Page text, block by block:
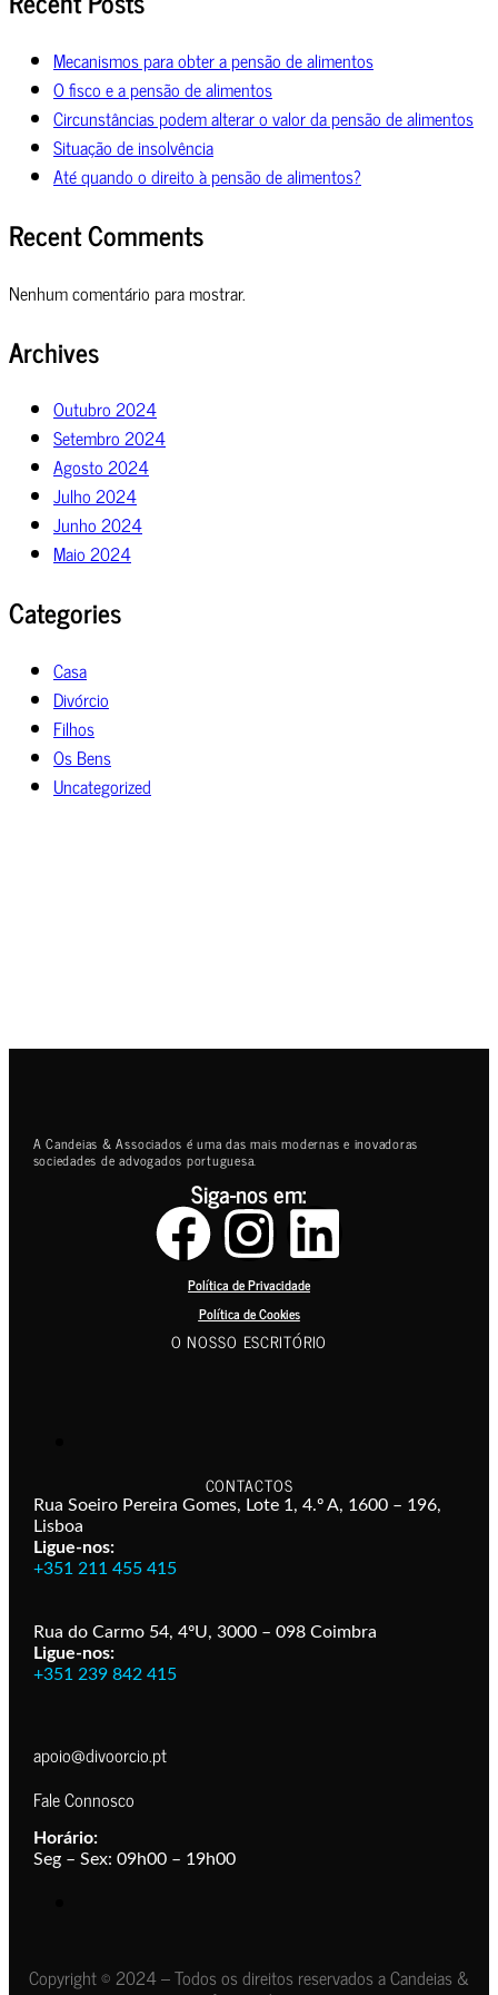
Mecanismos para obter a pensão de alimentos
O fisco e a pensão de alimentos
Circunstâncias podem alterar o valor da pensão de alimentos
Situação de insolvência
Até quando o direito à pensão de alimentos?
Recent Comments
Nenhum comentário para mostrar.
Archives
Outubro 2024
Setembro 2024
Agosto 2024
Julho 2024
Junho 2024
Maio 2024
Categories
Casa
Divórcio
Filhos
Os Bens
Uncategorized
A Candeias & Associados é uma das mais modernas e inovadoras
sociedades de advogados portuguesa.
Siga-nos em:
Política de Privacidade
Política de Cookies
O NOSSO ESCRITÓRIO
CONTACTOS
Rua Soeiro Pereira Gomes, Lote 1, 4.º A, 1600 – 196,
Lisboa
Ligue-nos:
+351 211 455 415
Rua do Carmo 54, 4ºU, 3000 – 098 Coimbra
Ligue-nos:
+351 239 842 415
apoio@divoorcio.pt
Fale Connosco
Horário:
Seg – Sex: 09h00 – 19h00
Copyright © 2024 – Todos os direitos reservados a Candeias &